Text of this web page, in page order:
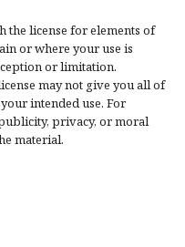
the license for elements of
or where your use is
or limitation.
may not give you all of
intended use. For
privacy, or moral
material.